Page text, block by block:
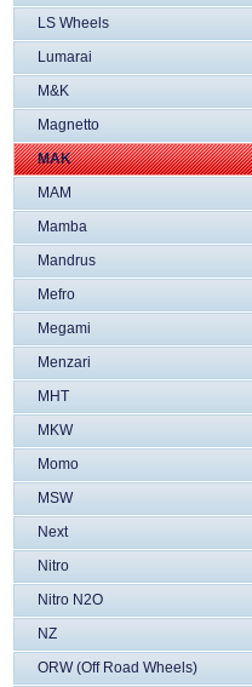
LS Wheels
Lumarai
M&K
Magnetto
MAK
MAM
Mamba
Mandrus
Mefro
Megami
Menzari
MHT
MKW
Momo
MSW
Next
Nitro
Nitro N2O
NZ
ORW (Off Road Wheels)